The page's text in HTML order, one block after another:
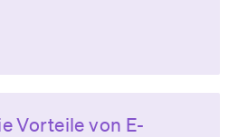
Vorteile von E-